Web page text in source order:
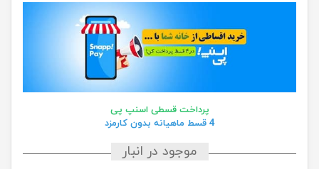
پرداخت قسطی اسنپ پی
4 قسط ماهیانه بدون کارمزد
موجود در انبار